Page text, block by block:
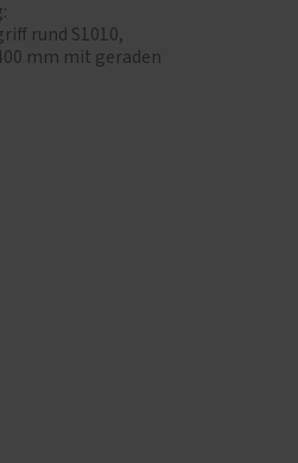
rund S1010,
mm mit geraden